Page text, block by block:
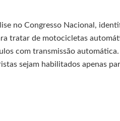
no Congresso Nacional,
tratar de motocicletas
com transmissão
sejam habilitados apenas